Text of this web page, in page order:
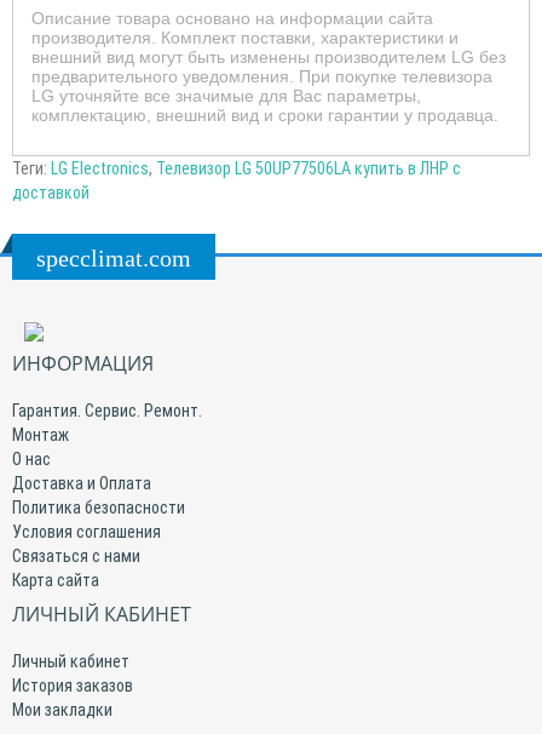
Описание товара основано на информации сайта
производителя. Комплект поставки, характеристики и
внешний вид могут быть изменены производителем LG без
предварительного уведомления. При покупке телевизора
LG уточняйте все значимые для Вас параметры,
комплектацию, внешний вид и сроки гарантии у продавца.
Теги: LG Electronics, Телевизор LG 50UP77506LA купить в ЛНР с
доставкой
specclimat.com
ИНФОРМАЦИЯ
Гарантия. Сервис. Ремонт.
Монтаж
О нас
Доставка и Оплата
Политика безопасности
Условия соглашения
Связаться с нами
Карта сайта
ЛИЧНЫЙ КАБИНЕТ
Личный кабинет
История заказов
Мои закладки